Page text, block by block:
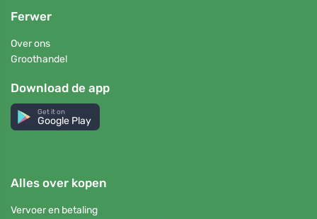
Ferwer
Over ons
Groothandel
Download de app
Get it on
Google Play
Alles over kopen
Vervoer en betaling